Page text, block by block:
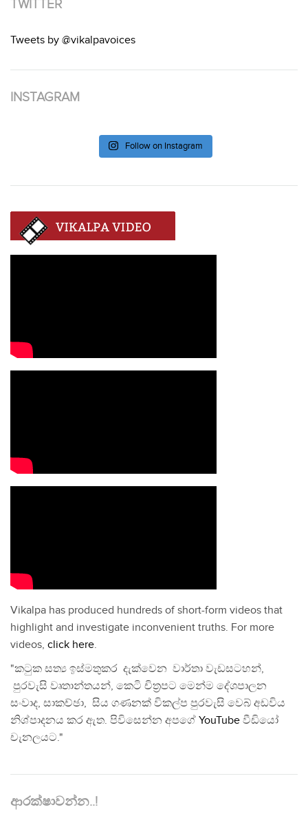
TWITTER
Tweets by @vikalpavoices
INSTAGRAM
Follow on Instagram
Vikalpa has produced hundreds of short-form videos that
highlight and investigate inconvenient truths. For more
videos, click here.
"කටුක සත්‍ය ඉස්මතුකර දැක්වෙන වාර්තා වැඩසටහන්,
පුරවැසි වෘතාන්තයන්, කෙටි චිත්‍රපට මෙන්ම දේශපාලන
සංවාද, සාකච්ඡා, සිය ගණනක් විකල්ප පුරවැසි වෙබ් අඩවිය
නිශ්පාදනය කර ඇත. පිවිසෙන්න අපගේ YouTube වීඩියෝ
චැනලයට."
ආරක්ෂාවන්න..!